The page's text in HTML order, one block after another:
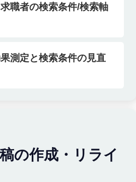
職者の検索条件/検索軸
測定と検索条件の見直
の作成・リライ